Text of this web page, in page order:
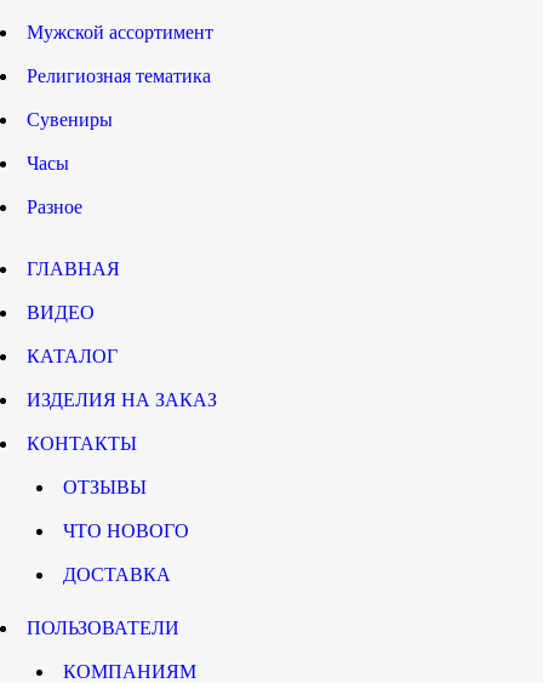
Мужской ассортимент
Религиозная тематика
Сувениры
Часы
Разное
ГЛАВНАЯ
ВИДЕО
КАТАЛОГ
ИЗДЕЛИЯ НА ЗАКАЗ
КОНТАКТЫ
ОТЗЫВЫ
ЧТО НОВОГО
ДОСТАВКА
ПОЛЬЗОВАТЕЛИ
КОМПАНИЯМ